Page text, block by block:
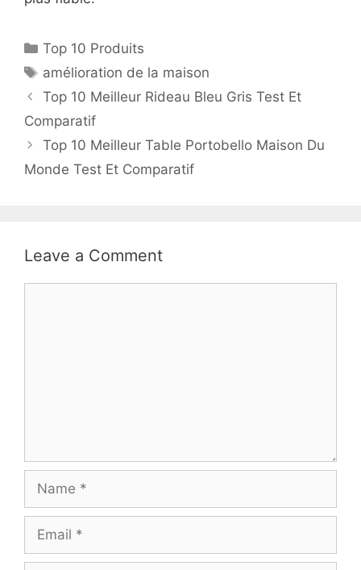
Top 10 Produits
amélioration de la maison
Top 10 Meilleur Rideau Bleu Gris Test Et
Comparatif
Top 10 Meilleur Table Portobello Maison Du
Monde Test Et Comparatif
Leave a Comment